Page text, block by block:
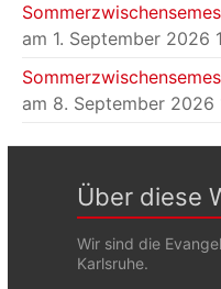
am 1. September 2026
am 8. September 2026
Über diese
Wir sind die
Karlsruhe.